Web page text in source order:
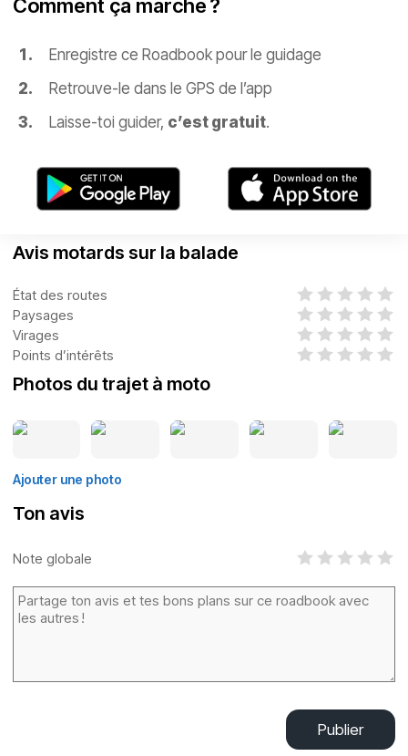
Comment ça marche ?
Enregistre ce Roadbook pour le guidage
Retrouve-le dans le GPS de l’app
Laisse-toi guider, c’est gratuit.
Avis motards sur la balade
État des routes
Paysages
Virages
Points d’intérêts
Photos du trajet à moto
Ajouter une photo
Ton avis
Note globale
Publier